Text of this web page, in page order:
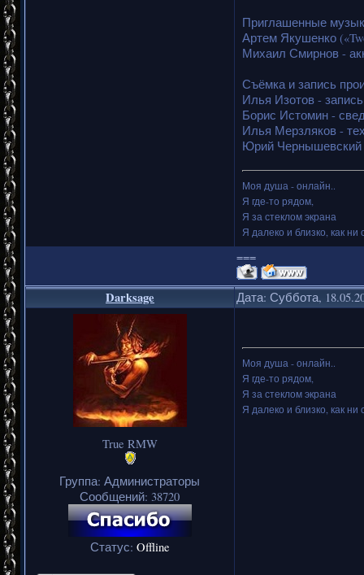
Приглашенные
Артем Якушенко
Михаил Смирнов -
Съёмка и запись
Илья Изотов -
Борис Истомин -
Илья Мерзляков -
Юрий Чернышевский
Моя душа - онлайн..
Я где-то рядом,
Я за стеклом экрана
Я далеко и близко, как ни
===
Darksage Дата: Суббота,
True RMW
Группа: Администраторы
Сообщений: 38720
Статус: Offline
Моя душа - онлайн..
Я где-то рядом,
Я за стеклом экрана
Я далеко и близко, как ни